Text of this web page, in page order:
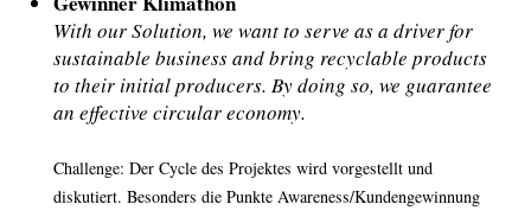
With our Solution, we want to serve as a driver for
sustainable business and bring recyclable products
to their initial producers. By doing so, we guarantee
an effective circular economy.
Challenge: Der Cycle des Projektes wird vorgestellt und
diskutiert. Besonders die Punkte Awareness/Kundengewinnung